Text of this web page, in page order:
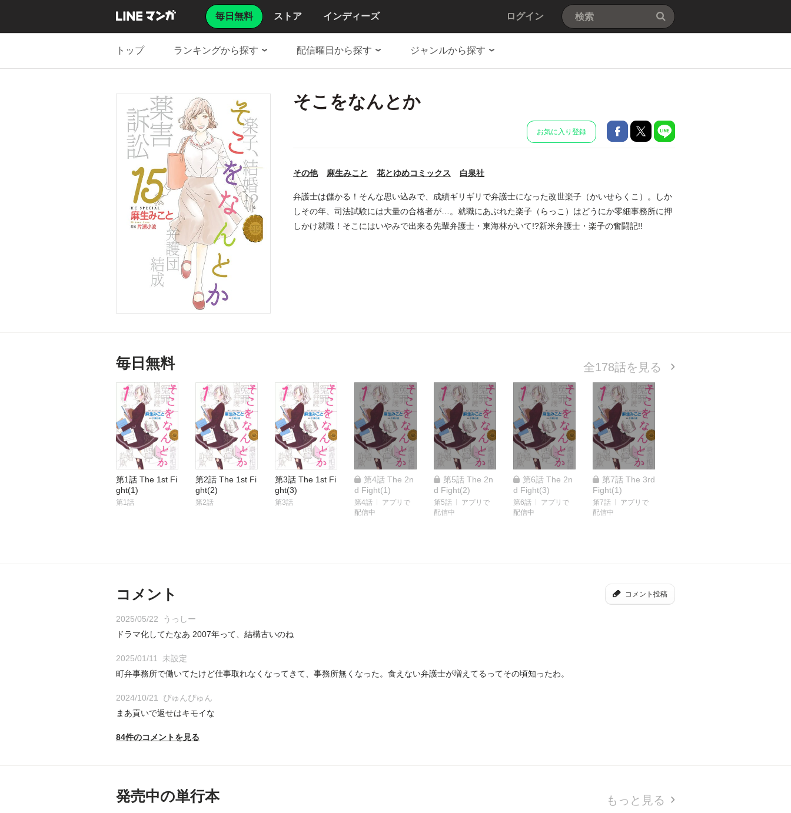
毎日無料 ストア インディーズ ログイン
トップ ランキングから探す 配信曜日から探す ジャンルから探す
そこをなんとか
お気に入り登録
その他 麻生みこと 花とゆめコミックス 白泉社
弁護士は儲かる！そんな思い込みで、成績ギリギリで弁護士になった改世楽子（かいせらくこ）。しか
しその年、司法試験には大量の合格者が…。就職にあぶれた楽子（らっこ）はどうにか零細事務所に押
しかけ就職！そこにはいやみで出来る先輩弁護士・東海林がいて!?新米弁護士・楽子の奮闘記!!
毎日無料 全178話を見る
第1話 The 1st Fi
ght(1)
第1話
第2話 The 1st Fi
ght(2)
第2話
第3話 The 1st Fi
ght(3)
第3話
第4話 The 2n
d Fight(1)
第4話
アプリで
配信中
第5話 The 2n
d Fight(2)
第5話
アプリで
配信中
第6話 The 2n
d Fight(3)
第6話
アプリで
配信中
第7話 The 3rd
Fight(1)
第7話
アプリで
配信中
コメント コメント投稿
2025/05/22
うっしー
ドラマ化してたなあ 2007年って、結構古いのね
2025/01/11
未設定
町弁事務所で働いてたけど仕事取れなくなってきて、事務所無くなった。食えない弁護士が増えてるってその頃知ったわ。
2024/10/21
ぴゅんぴゅん
まあ貢いで返せはキモイな
84件のコメントを見る
発売中の単行本 もっと見る